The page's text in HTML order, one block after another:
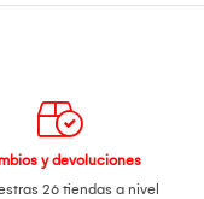
y devoluciones
26 tiendas a nivel